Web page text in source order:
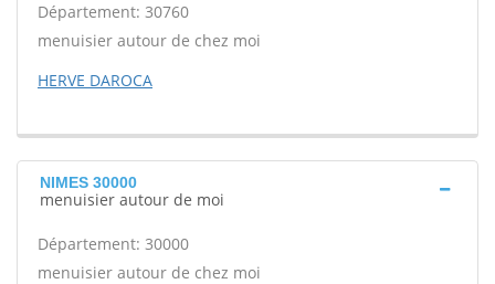
Département: 30760
menuisier autour de chez moi
HERVE DAROCA
NIMES 30000
menuisier autour de moi
Département: 30000
menuisier autour de chez moi